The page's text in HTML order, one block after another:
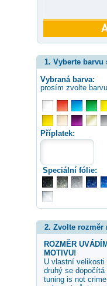
1. Vyberte barvu
Vybraná barva:
prosím zvolte barvu
Příplatek:
Speciální fólie:
2. Zvolte rozměr
ROZMĚR
MOTIVU!
U vlastní velikosti
druhý se dopočítá
tuning is not crime